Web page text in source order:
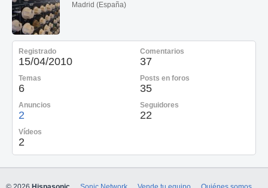
Madrid (España)
Registrado
15/04/2010
Comentarios
37
Temas
6
Posts en foros
35
Anuncios
2
Seguidores
22
Vídeos
2